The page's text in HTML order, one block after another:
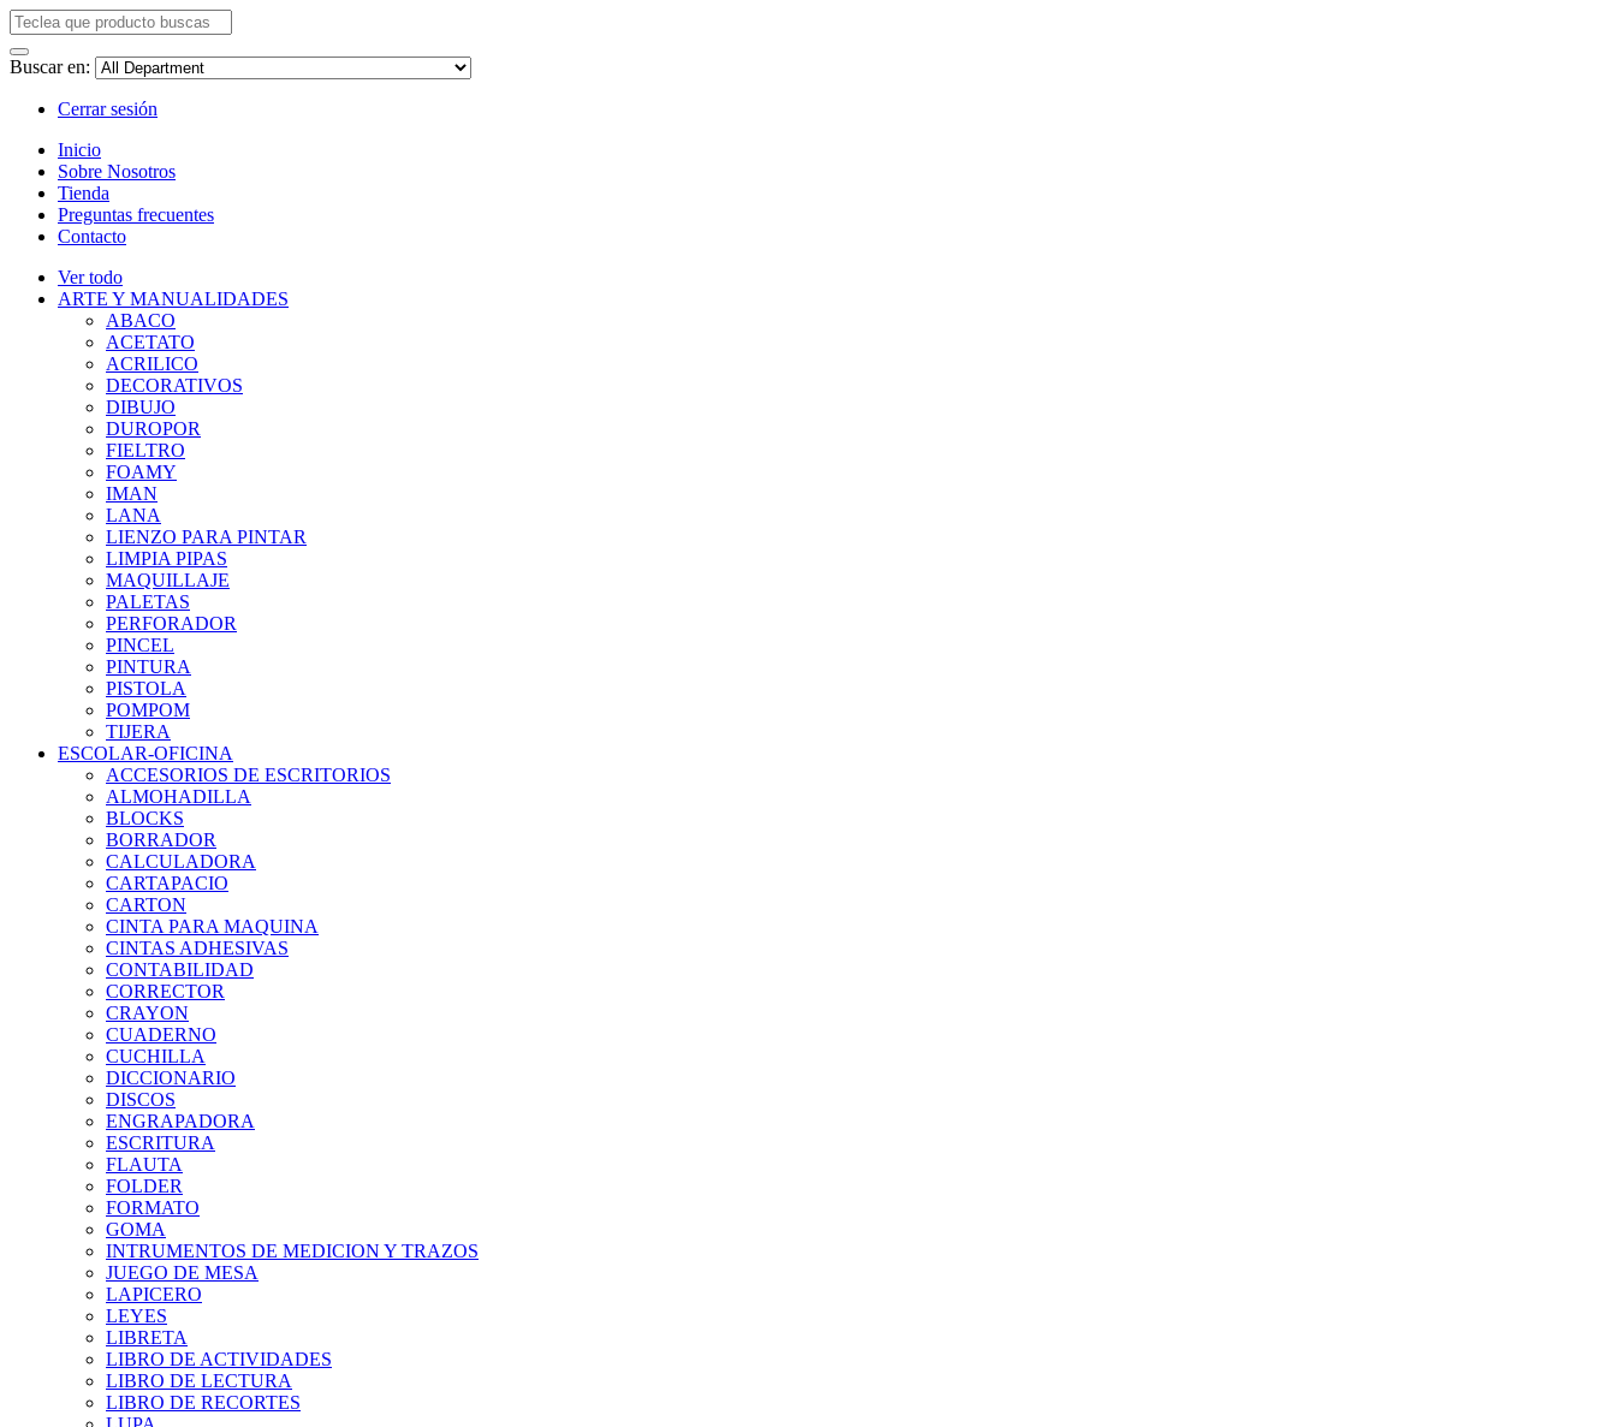
Buscar en:
Cerrar sesión
Inicio
Sobre Nosotros
Tienda
Preguntas frecuentes
Contacto
Ver todo
ARTE Y MANUALIDADES
ABACO
ACETATO
ACRILICO
DECORATIVOS
DIBUJO
DUROPOR
FIELTRO
FOAMY
IMAN
LANA
LIENZO PARA PINTAR
LIMPIA PIPAS
MAQUILLAJE
PALETAS
PERFORADOR
PINCEL
PINTURA
PISTOLA
POMPOM
TIJERA
ESCOLAR-OFICINA
ACCESORIOS DE ESCRITORIOS
ALMOHADILLA
BLOCKS
BORRADOR
CALCULADORA
CARTAPACIO
CARTON
CINTA PARA MAQUINA
CINTAS ADHESIVAS
CONTABILIDAD
CORRECTOR
CRAYON
CUADERNO
CUCHILLA
DICCIONARIO
DISCOS
ENGRAPADORA
ESCRITURA
FLAUTA
FOLDER
FORMATO
GOMA
INTRUMENTOS DE MEDICION Y TRAZOS
JUEGO DE MESA
LAPICERO
LEYES
LIBRETA
LIBRO DE ACTIVIDADES
LIBRO DE LECTURA
LIBRO DE RECORTES